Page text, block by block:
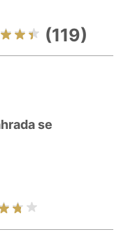
(119)
se